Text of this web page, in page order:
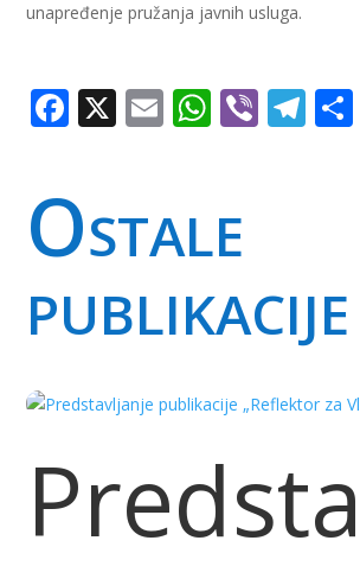
unapređenje pružanja javnih usluga.
Facebook
X EmailViber
Ostale
publikacije